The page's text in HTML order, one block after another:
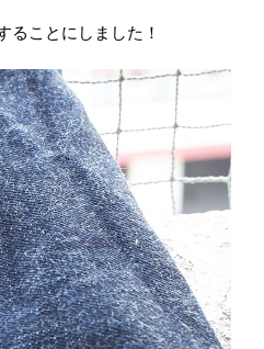
ることにしました！